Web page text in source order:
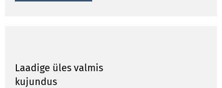
Laadige üles valmis
kujundus